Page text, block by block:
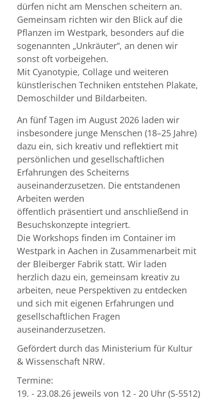
dürfen nicht am Menschen scheitern an.
Gemeinsam richten wir den Blick auf die
Pflanzen im Westpark, besonders auf die
sogenannten „Unkräuter“, an denen wir
sonst oft vorbeigehen.
Mit Cyanotypie, Collage und weiteren
künstlerischen Techniken entstehen Plakate,
Demoschilder und Bildarbeiten.
An fünf Tagen im August 2026 laden wir
insbesondere junge Menschen (18–25 Jahre)
dazu ein, sich kreativ und reflektiert mit
persönlichen und gesellschaftlichen
Erfahrungen des Scheiterns
auseinanderzusetzen. Die entstandenen
Arbeiten werden
öffentlich präsentiert und anschließend in
Besuchskonzepte integriert.
Die Workshops finden im Container im
Westpark in Aachen in Zusammenarbeit mit
der Bleiberger Fabrik statt. Wir laden
herzlich dazu ein, gemeinsam kreativ zu
arbeiten, neue Perspektiven zu entdecken
und sich mit eigenen Erfahrungen und
gesellschaftlichen Fragen
auseinanderzusetzen.
Gefördert durch das Ministerium für Kultur
& Wissenschaft NRW.
Termine:
19. - 23.08.26 jeweils von 12 - 20 Uhr (S-5512)